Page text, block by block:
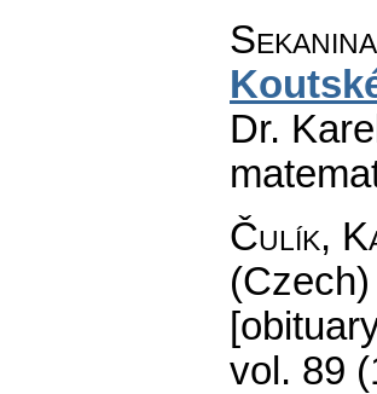
Dr.
Čulík,
vol. 89